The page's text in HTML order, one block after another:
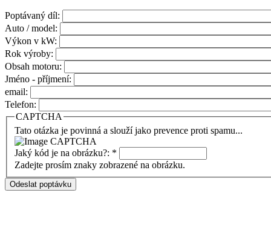
Poptávaný díl:
Auto / model:
Výkon v kW:
Rok výroby:
Obsah motoru:
Jméno - příjmení:
email:
Telefon:
CAPTCHA
Tato otázka je povinná a slouží jako prevence proti spamu...
Jaký kód je na obrázku?: *
Zadejte prosím znaky zobrazené na obrázku.